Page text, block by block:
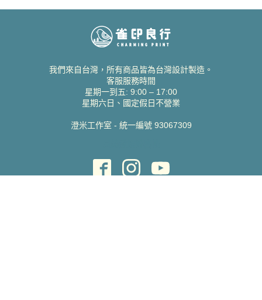
我們來自台灣，所有商品皆為台灣設計製造。
客服服務時間
星期一到五: 9:00 – 17:00
星期六日、國定假日不營業
澄米工作室 - 統一編號 93067309